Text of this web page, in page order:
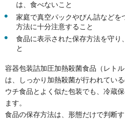
は、食べないこと
家庭で真空パックやびん詰など
方法に十分注意すること
食品に表示された保存方法を守り
と
容器包装詰加圧加熱殺菌食品（レト
は、しっかり加熱殺菌が行われてい
ウチ食品とよく似た包装でも、冷蔵
ます。
食品の保存方法は、形態だけで判断